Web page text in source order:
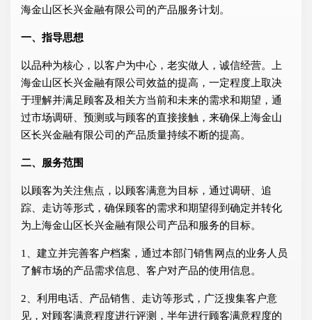
海金山区长兴金融有限公司的产品服务计划。
一、指导思想
以品种为核心，以客户为中心，老实做人，诚信经营。上
海金山区长兴金融有限公司效益的提高，一定程度上取决
于理解并满足顾客及相关方当前和未来的需求和期望，通
过市场调研、预测或与顾客的直接接触，来确保上海金山
区长兴金融有限公司的产品质量持续不断的提高。
二、服务范围
以顾客为关注焦点，以顾客满意为目标，通过调研、追
踪、走访等形式，确保顾客的需求和期望得到确定并转化
为上海金山区长兴金融有限公司产品和服务的目标。
1、建立并完善客户档案，通过本部门销售网点的业务人员
了解市场的产品需求信息、客户对产品的使用信息。
2、利用电话、产品销售、走访等形式，广泛搜集客户意
见，对顾客满意程度进行评测，半年进行顾客满意程度的